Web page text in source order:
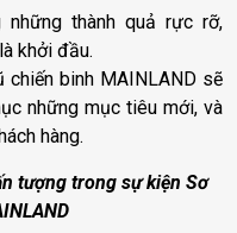
thành quả rực rỡ,
khởi đầu.
chiến binh MAINLAND sẽ
những mục tiêu mới, và
hàng.
tượng trong sự kiện Sơ